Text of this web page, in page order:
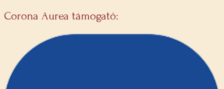
Corona Aurea támogató: